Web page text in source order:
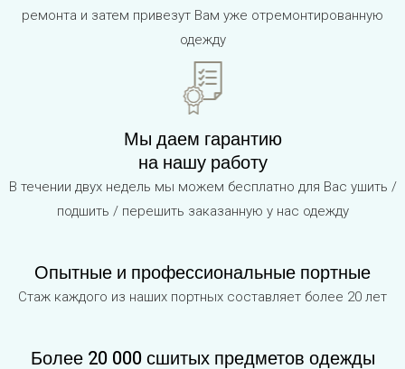
ремонта и затем привезут Вам уже отремонтированную
одежду
Мы даем гарантию
на нашу работу
В течении двух недель мы можем бесплатно для Вас ушить /
подшить / перешить заказанную у нас одежду
Опытные и профессиональные портные
Стаж каждого из наших портных составляет более 20 лет
Более 20 000 сшитых предметов одежды